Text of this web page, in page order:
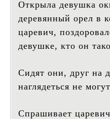
Открыла девушка
деревянный орел в
царевич,
девушке, кто он
Сидят они, друг на
наглядеться не
Спрашивает